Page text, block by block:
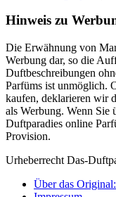
Hinweis zu
Die Erwähnung von
Werbung dar, so die
Duftbeschreibungen
Parfüms ist unmöglich.
kaufen, deklarieren wir
als Werbung. Wenn
Duftparadies online
Provision.
Urheberrecht Das-
Über das